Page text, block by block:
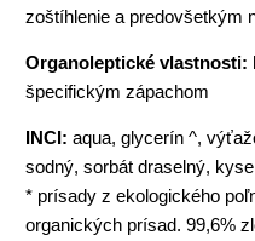
zoštíhlenie a predovšetkým
Organoleptické vlastnosti:
špecifickým zápachom
INCI: aqua, glycerín ^,
sodný, sorbát draselný,
* prísady z ekologického
organických prísad. 99,6%